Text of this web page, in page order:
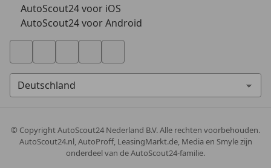
AutoScout24 voor iOS
AutoScout24 voor Android
© CopyrightAutoScout24 Nederland B.V. Alle rechten voorbehouden.
AutoScout24.nl, AutoProff, LeasingMarkt.de, Media en Smyle zijn
onderdeel van de AutoScout24-familie.